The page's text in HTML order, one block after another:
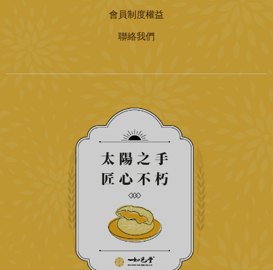
會員制度權益
聯絡我們